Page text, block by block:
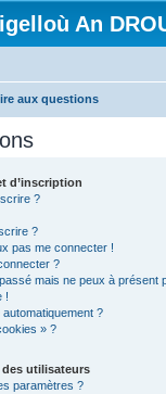
An
aux questions
d’inscription
?
?
pas me connecter !
?
mais ne peux à présent
!
?
» ?
des utilisateurs
paramètres ?